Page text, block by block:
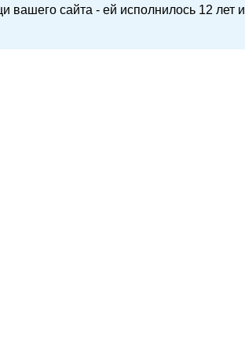
вашего сайта - ей исполнилось 12 лет и